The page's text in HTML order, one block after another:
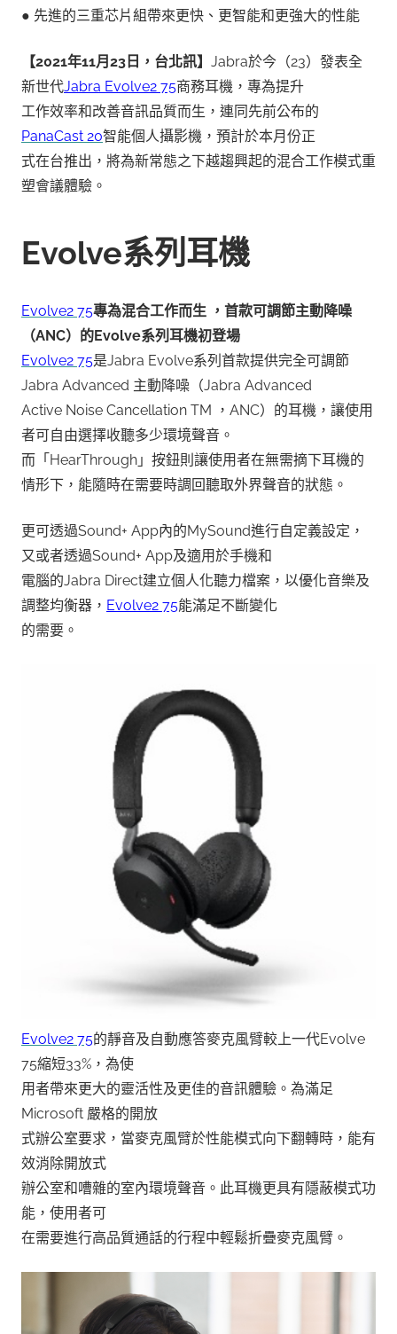
● 先進的三重芯片組帶來更快、更智能和更強大的性能
【2021年11月23日，台北訊】 Jabra於今（23）發表全
新世代Jabra Evolve2 75商務耳機，專為提升
工作效率和改善音訊品質而生，連同先前公布的
PanaCast 20智能個人攝影機，預計於本月份正
式在台推出，將為新常態之下越趨興起的混合工作模式重
塑會議體驗。
Evolve系列耳機
Evolve2 75專為混合工作而生 ，首款可調節主動降噪
（ANC）的Evolve系列耳機初登場
Evolve2 75是Jabra Evolve系列首款提供完全可調節
Jabra Advanced 主動降噪（Jabra Advanced
Active Noise Cancellation TM ，ANC）的耳機，讓使用
者可自由選擇收聽多少環境聲音。
而「HearThrough」按鈕則讓使用者在無需摘下耳機的
情形下，能隨時在需要時調回聽取外界聲音的狀態。
更可透過Sound+ App內的MySound進行自定義設定，
又或者透過Sound+ App及適用於手機和
電腦的Jabra Direct建立個人化聽力檔案，以優化音樂及
調整均衡器， Evolve2 75能滿足不斷變化
的需要。
Evolve2 75的靜音及自動應答麥克風臂較上一代Evolve
75縮短33%，為使
用者帶來更大的靈活性及更佳的音訊體驗。為滿足
Microsoft 嚴格的開放
式辦公室要求，當麥克風臂於性能模式向下翻轉時，能有
效消除開放式
辦公室和嘈雜的室內環境聲音。此耳機更具有隱蔽模式功
能，使用者可
在需要進行高品質通話的行程中輕鬆折疊麥克風臂。